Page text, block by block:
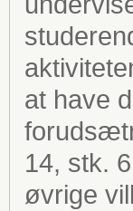
at have
14, stk.
øvrige